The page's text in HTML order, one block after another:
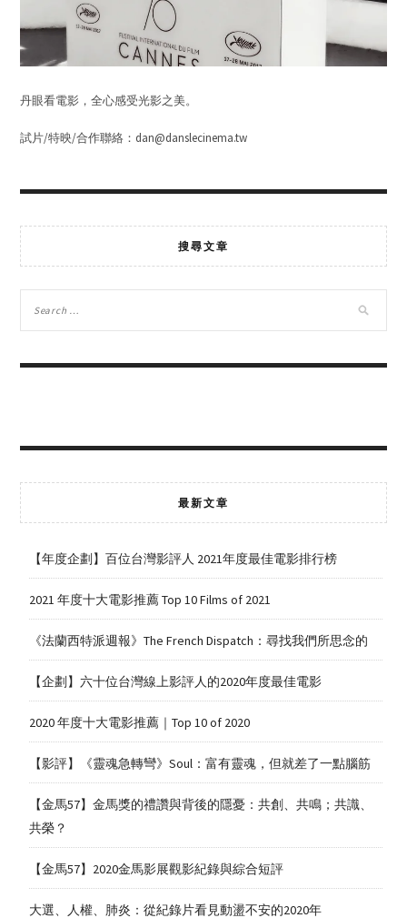
丹眼看電影，全心感受光影之美。
試片/特映/合作聯絡：dan@danslecinema.tw
搜尋文章
最新文章
【年度企劃】百位台灣影評人 2021年度最佳電影排行榜
2021 年度十大電影推薦 Top 10 Films of 2021
《法蘭西特派週報》The French Dispatch：尋找我們所思念的
【企劃】六十位台灣線上影評人的2020年度最佳電影
2020 年度十大電影推薦｜Top 10 of 2020
【影評】《靈魂急轉彎》Soul：富有靈魂，但就差了一點腦筋
【金馬57】金馬獎的禮讚與背後的隱憂：共創、共鳴；共識、
共榮？
【金馬57】2020金馬影展觀影紀錄與綜合短評
大選、人權、肺炎：從紀錄片看見動盪不安的2020年